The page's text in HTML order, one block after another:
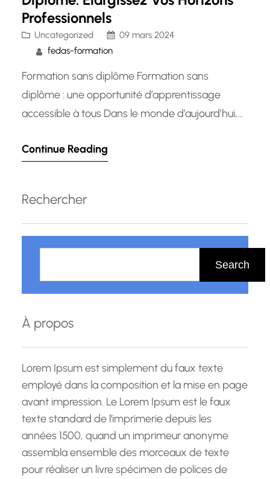
Professionnels
Uncategorized
09 mars 2024
fedas-formation
Formation sans diplôme Formation sans
diplôme : une opportunité d’apprentissage
accessible à tous Dans le monde d’aujourd’hui,
continue est largement reconnue. Cependant, il
formation de qualité sans avoir un diplôme
formel. Heureusement, la réalité est…
Continue Reading
Rechercher
h
r
c
h
Search
À propos
Lorem Ipsum est simplement du faux texte
employé dans la composition et la mise en page
avant impression. Le Lorem Ipsum est le faux
texte standard de l'imprimerie depuis les
années 1500, quand un imprimeur anonyme
assembla ensemble des morceaux de texte
pour réaliser un livre spécimen de polices de